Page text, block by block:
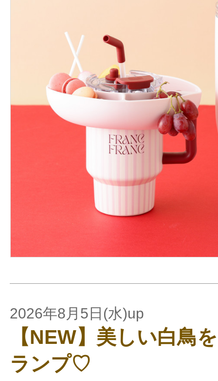
2026年8月5日(水)up
【NEW】美しい白鳥
ランプ♡